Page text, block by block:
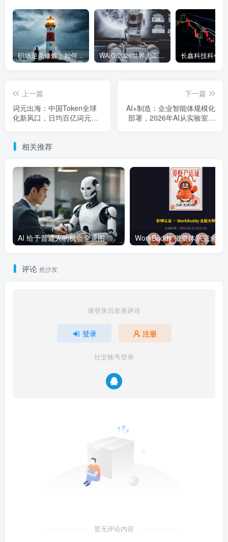
职场逆商修炼：如何把每一次挫折转化为成长的养分 WAIC 2026世界人工智能大会7月17日开幕：300款全球首发，展览面积首破10万平米
上一篇
词元出海：中国Token全球
化新风口，日均百亿词元出
下一篇
AI+制造：企业智能体规模化
部署，2026年AI从实验室走
相关推荐
AI 给予普通人的机会全景图
评论 抢沙发
请登录后发表评论
登录 注册
社交账号登录
暂无评论内容